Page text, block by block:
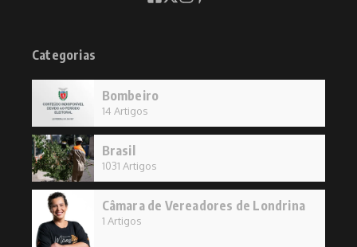
Categorias
Bombeiro
14 Artigos
Brasil
1031 Artigos
Câmara de Vereadores de Londrina
1 Artigos